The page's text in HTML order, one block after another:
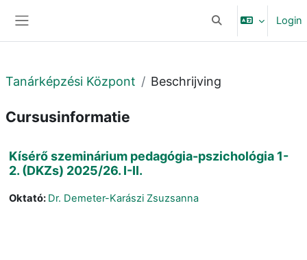
Schakel zoek invoer
Login
Tanárképzési Központ Beschrijving
Cursusinformatie
Kísérő szeminárium pedagógia-pszichológia 1-
2. (DKZs) 2025/26. I-II.
Oktató: Dr. Demeter-Karászi Zsuzsanna